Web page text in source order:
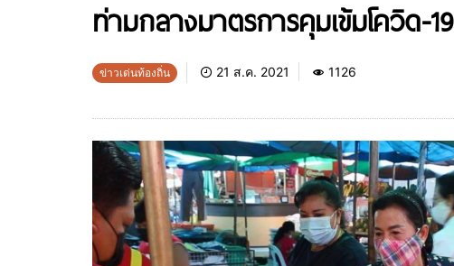
ท่ามกลางมาตรการคุมเข้มโควิด-19
ข่าวเด่นท้องถิ่น 21 ส.ค. 2021 1126